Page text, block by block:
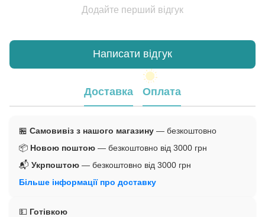
Додайте перший відгук
Написати відгук
Доставка Оплата
🏪 Самовивіз з нашого магазину — безкоштовно
📦 Новою поштою — безкоштовно від 3000 грн
📬 Укрпоштою — безкоштовно від 3000 грн
Більше інформації про доставку
💵 Готівкою